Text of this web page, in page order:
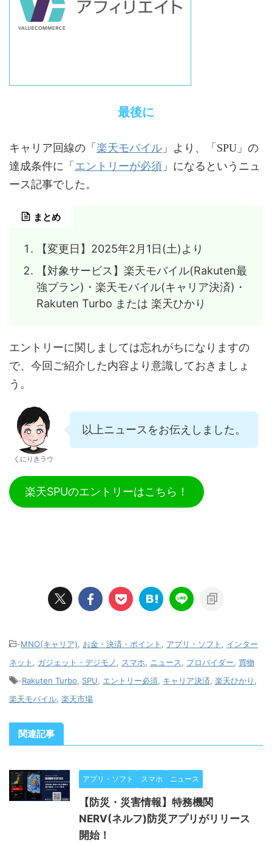
最後に
キャリア回線の「 楽天モバイル 」より、「SPU」の
達成条件に「 エントリーが必須 」になるというニュ
ース記事でした。
まとめ
【変更日】2025年2月1日(土)より
【対象サービス】楽天モバイル(Rakuten最
強プラン)・楽天モバイル(キャリア決済)・
Rakuten Turbo または 楽天ひかり
エントリーに関しましては忘れがちになりますの
で、今回ご紹介した内容より意識しておきましょ
う。
くにりきラウ
以上ニュースをお伝えしました。
楽天SPUのエントリーはこちら！
-MNO(キャリア) お金・決済・ポイント アプリ・ソフト
インター
ネット
ガジェット・デジモノ スマホ ニュース プロバイダー
買物
-Rakuten Turbo SPU エントリー必須 キャリア決済 楽天ひかり
楽天モバイル 楽天市場
関連記事
アプリ・ソフト スマホ ニュース
【防災・災害情報】特務機関
NERV(ネルフ)防災アプリがリリース
開始！